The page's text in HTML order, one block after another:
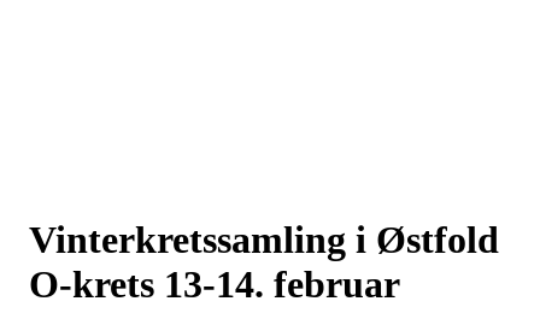
Vinterkretssamling i Østfold
O-krets 13-14. februar